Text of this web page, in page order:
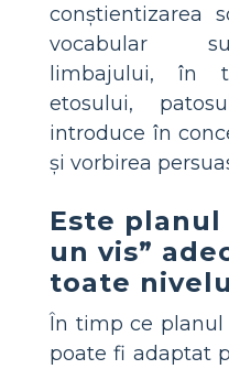
conștientizarea
vocabular
limbajului, în
etosului,
introduce în
și vorbirea
Este planul
un vis”
toate
În timp ce planul
poate fi adaptat